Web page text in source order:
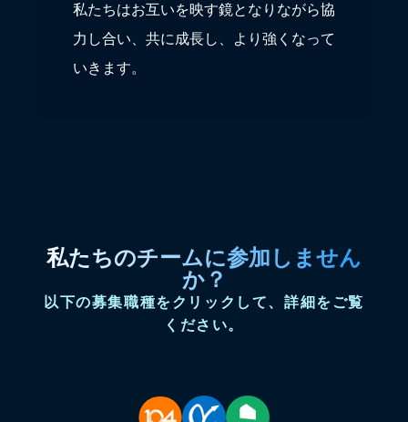
私たちはお互いを映す鏡となりながら協
力し合い、共に成長し、より強くなって
いきます。
私たちのチームに参加しません
か？
以下の募集職種をクリックして、詳細をご覧
ください。